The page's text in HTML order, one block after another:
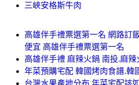
三峽安格斯牛肉
高雄伴手禮票選第一名 網路訂
便宜 高雄伴手禮票選第一名
高雄伴手禮 麻辣火鍋 南投.麻
年菜預購宅配 韓國烤肉食譜.韓
台灣水果產地分布 年菜宅配該